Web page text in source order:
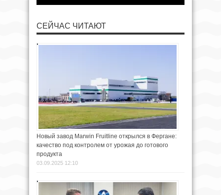
СЕЙЧАС ЧИТАЮТ
Новый завод Marwin Fruitline открылся в Фергане:
качество под контролем от урожая до готового
продукта
03.09.2025 12:10